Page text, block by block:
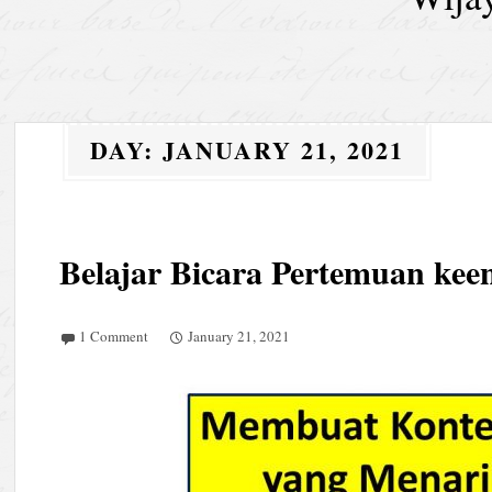
DAY:JANUARY 21, 2021
Belajar Bicara Pertemuan
1 Comment January 21, 2021